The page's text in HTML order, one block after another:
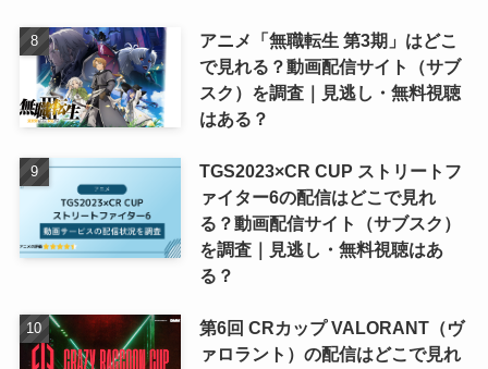
アニメ「無職転生 第3期」はどこ
で見れる？動画配信サイト（サブ
スク）を調査｜見逃し・無料視聴
はある？
TGS2023×CR CUP ストリートフ
ァイター6の配信はどこで見れ
る？動画配信サイト（サブスク）
を調査｜見逃し・無料視聴はあ
る？
第6回 CRカップ VALORANT（ヴ
ァロラント）の配信はどこで見れ